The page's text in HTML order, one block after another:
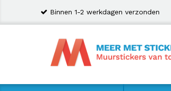
Binnen 1-2 werkdagen verzonden